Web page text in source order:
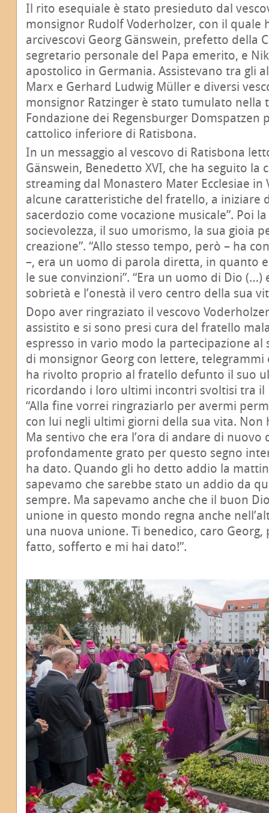
Il rito esequiale è stato presieduto dal
monsignor Rudolf Voderholzer, con il quale
arcivescovi Georg Gänswein, prefetto della
segretario personale del Papa emerito, e
apostolico in Germania. Assistevano tra gli
Marx e Gerhard Ludwig Müller e diversi
monsignor Ratzinger è stato tumulato nella
Fondazione dei Regensburger Domspatzen
cattolico inferiore di Ratisbona.
In un messaggio al vescovo di Ratisbona
Gänswein, Benedetto XVI, che ha seguito la
streaming dal Monastero Mater Ecclesiae in
alcune caratteristiche del fratello, a iniziare
sacerdozio come vocazione musicale”. Poi la
socievolezza, il suo umorismo, la sua gioia
creazione”. “Allo stesso tempo, però – ha
–, era un uomo di parola diretta, in quanto
le sue convinzioni”. “Era un uomo di Dio
sobrietà e l’onestà il vero centro della sua
Dopo aver ringraziato il vescovo
assistito e si sono presi cura del fratello
espresso in vario modo la partecipazione
di monsignor Georg con lettere, telegrammi
ha rivolto proprio al fratello defunto il suo
ricordando i loro ultimi incontri svoltisi tra il
“Alla fine vorrei ringraziarlo per avermi
con lui negli ultimi giorni della sua vita. Non
Ma sentivo che era l’ora di andare di nuovo
profondamente grato per questo segno
ha dato. Quando gli ho detto addio la
sapevamo che sarebbe stato un addio da
sempre. Ma sapevamo anche che il buon
unione in questo mondo regna anche
una nuova unione. Ti benedico, caro
fatto, sofferto e mi hai dato!”.